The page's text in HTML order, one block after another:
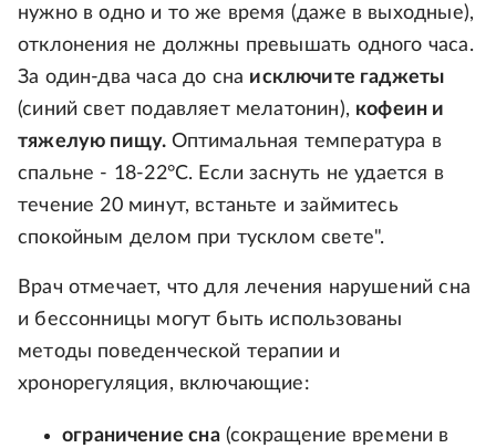
нужно в одно и то же время (даже в выходные),
отклонения не должны превышать одного часа.
За один-два часа до сна исключите гаджеты
(синий свет подавляет мелатонин), кофеин и
тяжелую пищу. Оптимальная температура в
спальне - 18-22°C. Если заснуть не удается в
течение 20 минут, встаньте и займитесь
спокойным делом при тусклом свете".
Врач отмечает, что для лечения нарушений сна
и бессонницы могут быть использованы
методы поведенческой терапии и
хронорегуляция, включающие:
ограничение сна(сокращение времени в